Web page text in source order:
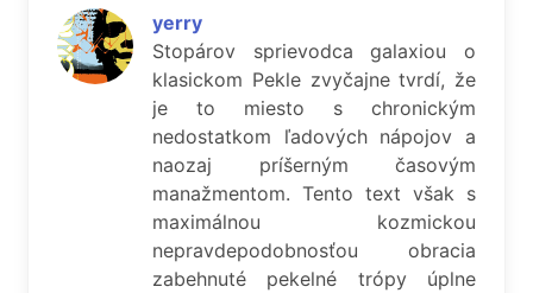
yerry
Stopárov sprievodca galaxiou o
klasickom Pekle zvyčajne tvrdí, že
je to miesto s chronickým
nedostatkom ľadových nápojov a
naozaj príšerným časovým
manažmentom. Tento text však s
maximálnou kozmickou
nepravdepodobnosťou obracia
zabehnuté pekelné trópy úplne